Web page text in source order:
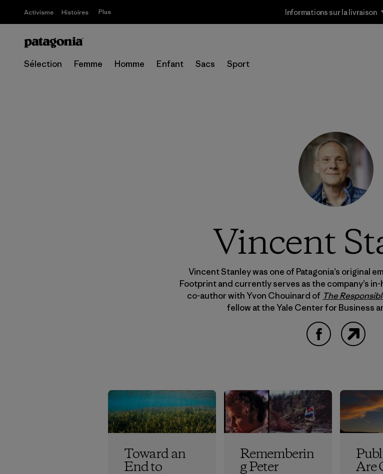
Activisme Histoires Plus Informations sur la livraison
Sélection Femme Homme Enfant Sacs Sport
Vincent
Vincent Stanley was one of Patagonia’s original
Footprint and currently serves as the company’s
co-author with Yvon Chouinard of The
fellow at the Yale Center for Business
Toward an
End to
Rememberin
g Peter Are